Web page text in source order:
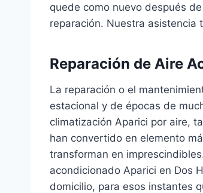
quede como nuevo después
reparación. Nuestra asistencia
Reparación de Aire
La reparación o el
estacional y de épocas de
climatización Aparici por aire,
han convertido en elemento
transforman en
acondicionado Aparici en Dos
domicilio, para esos instantes